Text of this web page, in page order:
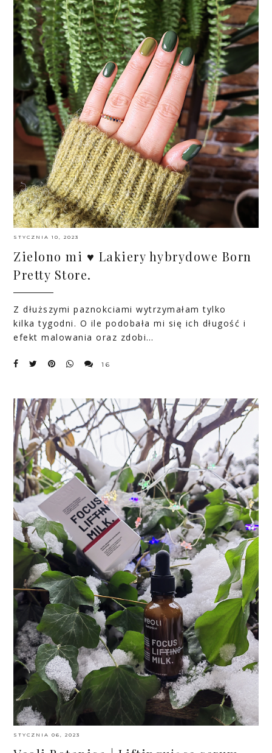
STYCZNIA 10, 2023
Zielono mi ♥ Lakiery hybrydowe Born
Pretty Store.
Z dłuższymi paznokciami wytrzymałam tylko
kilka tygodni. O ile podobała mi się ich długość i
efekt malowania oraz zdobi…
16
STYCZNIA 06, 2023